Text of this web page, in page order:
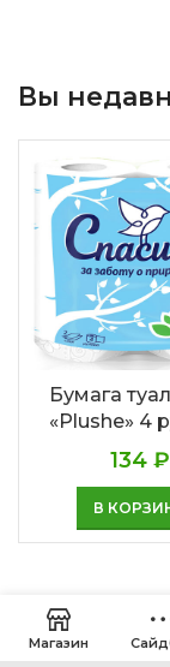
Вы
Бумага
«Plushe» 4
134 ₽
В
Магазин